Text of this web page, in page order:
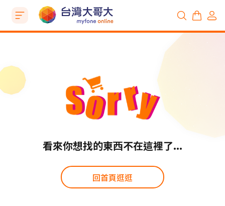
看來你想找的東西不在這裡了...
回首頁逛逛